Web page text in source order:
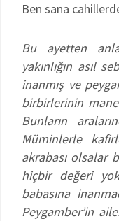
Ben sana
Bu ayetten
yakınlığın asıl
inanmış ve
birbirlerinin
Bunların
Müminlerle
akrabası olsalar
hiçbir değeri
babasına
Peygamber’in